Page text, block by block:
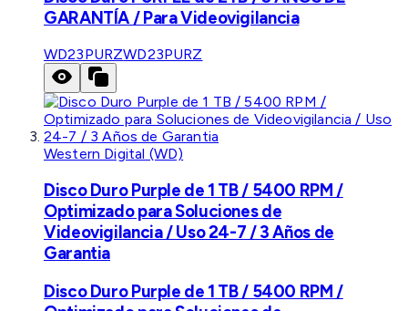
GARANTÍA / Para Videovigilancia
WD23PURZWD23PURZ
Western Digital (WD)
Disco Duro Purple de 1 TB / 5400 RPM /
Optimizado para Soluciones de
Videovigilancia / Uso 24-7 / 3 Años de
Garantia
Disco Duro Purple de 1 TB / 5400 RPM /